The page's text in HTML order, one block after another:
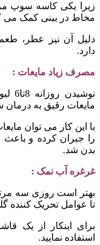
زیرا یکی کاسه سوپ
مخاط در بینی کمک می
دلیل آن نیز عطر،
دارد.
مصرف زیاد مایعات :
مایعات رقیق به درمان
با این کار می توان
را جبران کرده و باعث
بدن شد.
غرغره آب نمک :
بهتر است روزی سه
تا عوامل تحریک کننده
برای اینکار از یک
استفاده نمایید.